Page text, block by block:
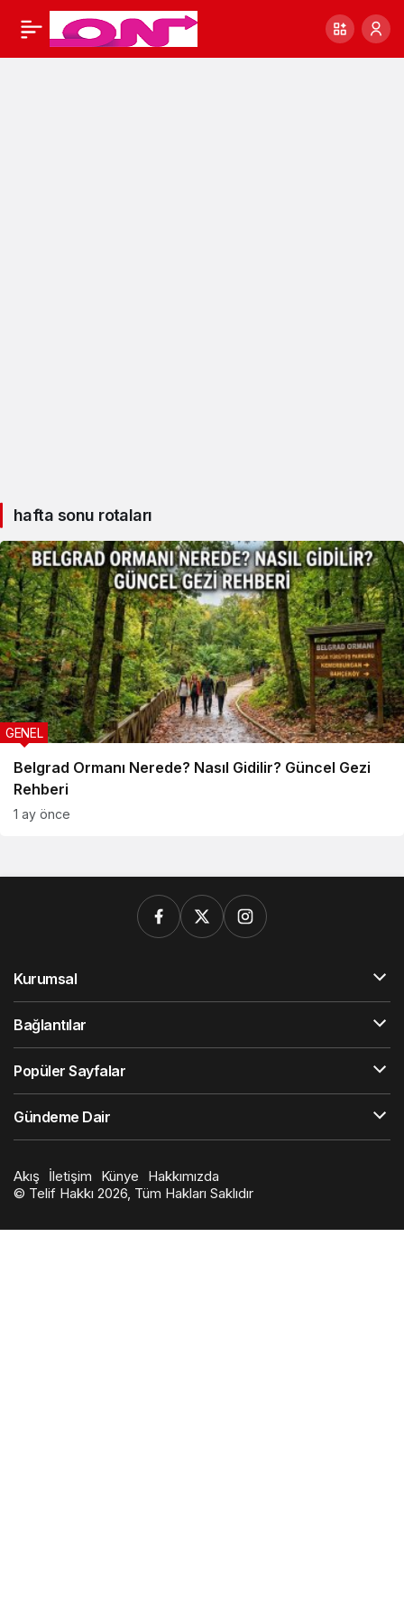
hafta sonu rotaları
Belgrad Ormanı Nerede? Nasıl Gidilir? Güncel Gezi
Rehberi
GENEL
1 ay önce
Kurumsal
Bağlantılar
Popüler Sayfalar
Gündeme Dair
Akış İletişim Künye
Hakkımızda
© Telif Hakkı 2026, Tüm Hakları Saklıdır